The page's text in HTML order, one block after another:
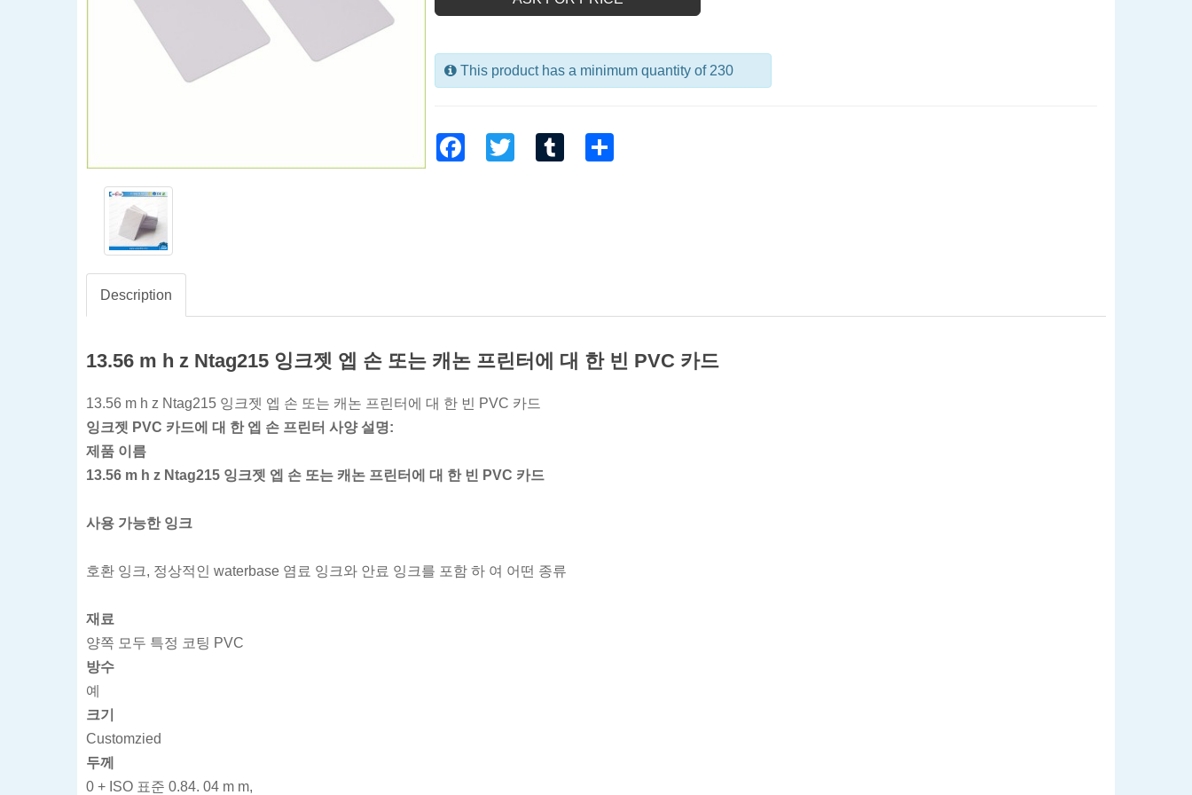
This product has a minimum quantity of 230
FacebookTwitter Tumblr
Description
13.56 m h z Ntag215 잉크젯 엡 손 또는 캐논 프린터에 대 한 빈 PVC 카드
13.56 m h z Ntag215 잉크젯 엡 손 또는 캐논 프린터에 대 한 빈 PVC 카드
잉크젯 PVC 카드에 대 한 엡 손 프린터 사양 설명:
제품 이름
13.56 m h z Ntag215 잉크젯 엡 손 또는 캐논 프린터에 대 한 빈 PVC 카드
사용 가능한 잉크
호환 잉크, 정상적인 waterbase 염료 잉크와 안료 잉크를 포함 하 여 어떤 종류
재료
양쪽 모두 특정 코팅 PVC
방수
예
크기
Customzied
두께
0 + ISO 표준 0.84. 04 m m,